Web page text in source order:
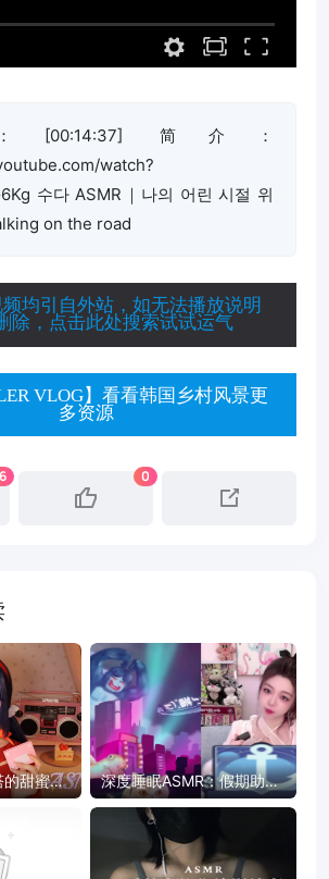
简介：
watch?
수다 ASMR｜나의 어린 시절 위
on the road
均引自外站，如无法播放说明
除，点击此处搜索试试运气
VLOG】看看韩国乡村风景更
多资源
0
的甜蜜陪
护肤品触
深度睡眠ASMR：假期助眠
放松，快速入睡